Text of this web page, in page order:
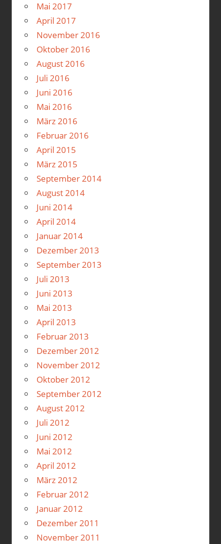
Mai 2017
April 2017
November 2016
Oktober 2016
August 2016
Juli 2016
Juni 2016
Mai 2016
März 2016
Februar 2016
April 2015
März 2015
September 2014
August 2014
Juni 2014
April 2014
Januar 2014
Dezember 2013
September 2013
Juli 2013
Juni 2013
Mai 2013
April 2013
Februar 2013
Dezember 2012
November 2012
Oktober 2012
September 2012
August 2012
Juli 2012
Juni 2012
Mai 2012
April 2012
März 2012
Februar 2012
Januar 2012
Dezember 2011
November 2011